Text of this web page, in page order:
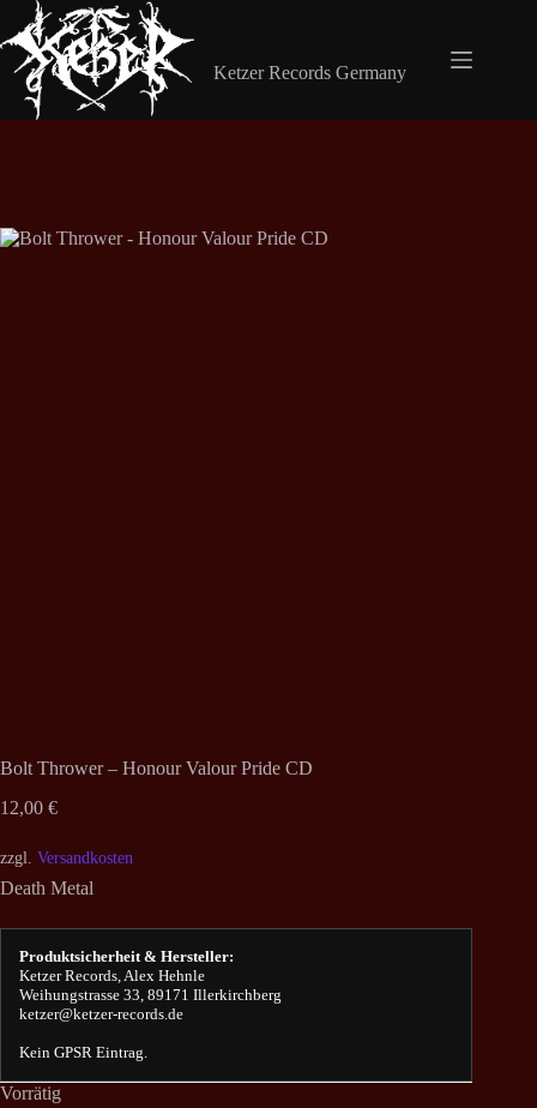
Inhalt
springen
Ketzer Records Germany
Bolt Thrower – Honour Valour Pride CD
12,00 €
zzgl. Versandkosten
Death Metal
Produktsicherheit & Hersteller:
Ketzer Records, Alex Hehnle
Weihungstrasse 33, 89171 Illerkirchberg
ketzer@ketzer-records.de
Kein GPSR Eintrag.
Vorrätig